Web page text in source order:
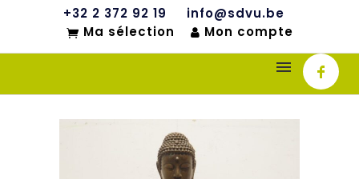
+32 2 372 92 19
info@sdvu.be
Ma sélection
Mon compte